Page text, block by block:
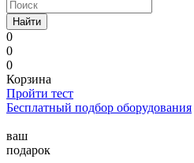
Найти
0
0
0
Корзина
Пройти тест
Бесплатный подбор оборудования
ваш
подарок